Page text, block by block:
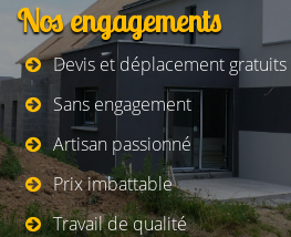
Nos engagements
Devis et déplacement gratuits
Sans engagement
Artisan passionné
Prix imbattable
Travail de qualité